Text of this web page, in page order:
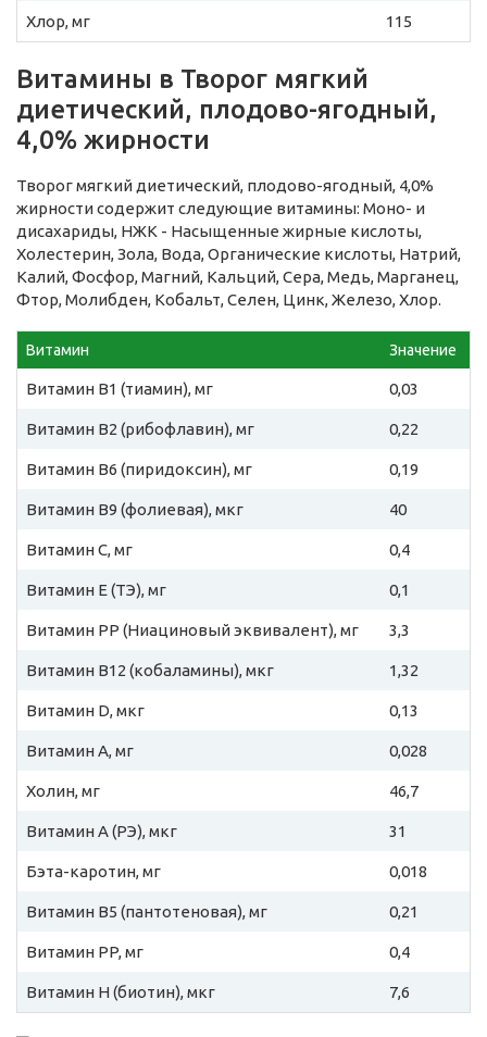
Хлор, мг 115
Витамины в Творог мягкий
диетический, плодово-ягодный,
4,0% жирности
Творог мягкий диетический, плодово-ягодный, 4,0%
жирности содержит следующие витамины: Моно- и
дисахариды, НЖК - Насыщенные жирные кислоты,
Холестерин, Зола, Вода, Органические кислоты, Натрий,
Калий, Фосфор, Магний, Кальций, Сера, Медь, Марганец,
Фтор, Молибден, Кобальт, Селен, Цинк, Железо, Хлор.
Витамин Значение
Витамин B1 (тиамин), мг 0,03
Витамин B2 (рибофлавин), мг 0,22
Витамин B6 (пиридоксин), мг 0,19
Витамин B9 (фолиевая), мкг 40
Витамин C, мг 0,4
Витамин E (ТЭ), мг 0,1
Витамин PP (Ниациновый эквивалент), мг 3,3
Витамин B12 (кобаламины), мкг 1,32
Витамин D, мкг 0,13
Витамин A, мг 0,028
Холин, мг 46,7
Витамин A (РЭ), мкг 31
Бэта-каротин, мг 0,018
Витамин B5 (пантотеновая), мг 0,21
Витамин PP, мг 0,4
Витамин H (биотин), мкг 7,6